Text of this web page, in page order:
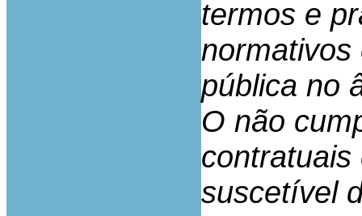
termos e
pública no
O não
suscetível